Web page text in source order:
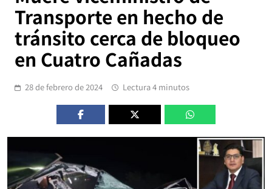
Transporte en hecho de
tránsito cerca de bloqueo
en Cuatro Cañadas
28 de febrero de 2024 Lectura 4 minutos